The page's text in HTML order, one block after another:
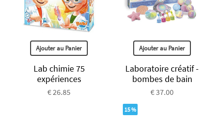
Ajouter au Panier
Lab chimie 75
expériences
€ 26.85
Ajouter au Panier
Laboratoire créatif -
bombes de bain
€ 37.00
15 %